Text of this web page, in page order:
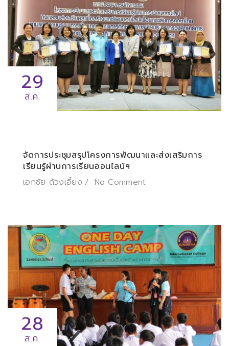
29
ส.ค.
จัดการประชุมสรุปโครงการพัฒนาและส่งเสริมการ
เรียนรู้ผ่านการเรียนออนไลน์ฯ
เอกชัย ด้วงเอี้ยง
No Comment
28
ส.ค.